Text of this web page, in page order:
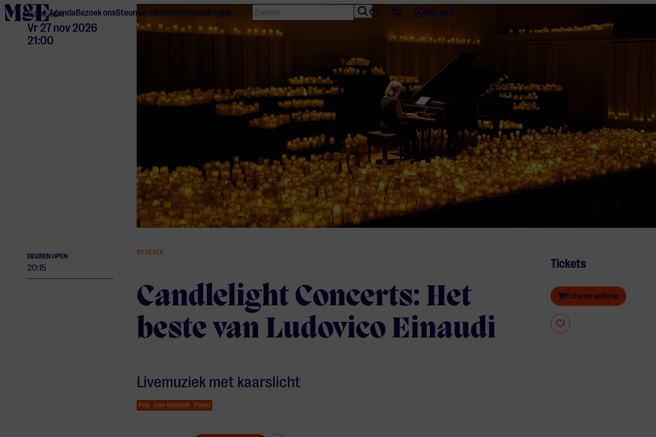
home
AgendaBezoek onsSteun en verbindVerhalen English Zoeken FavorietenTicketsMijn MgE
KLEINE ZAAL
Vr 27 nov 2026
21:00
DEUREN OPEN
20:15
BY FEVER
Candlelight Concerts: Het
beste van Ludovico Einaudi
Livemuziek met kaarslicht
Pop neo-klassiek Piano
Tickets
Externe verkoop